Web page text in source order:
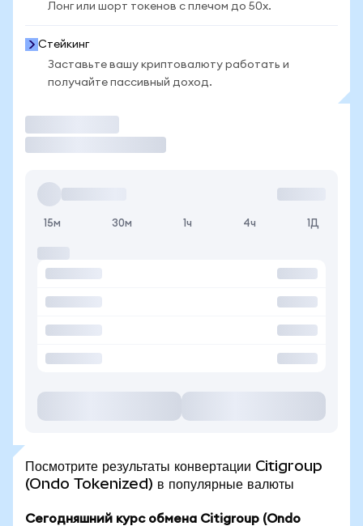
Лонг или шорт токенов с плечом до 50x.
Стейкинг
Заставьте вашу криптовалюту работать и
получайте пассивный доход.
15м 30м 1ч 4ч 1Д
Посмотрите результаты конвертации Citigroup
(Ondo Tokenized) в популярные валюты
Сегодняшний курс обмена Citigroup (Ondo